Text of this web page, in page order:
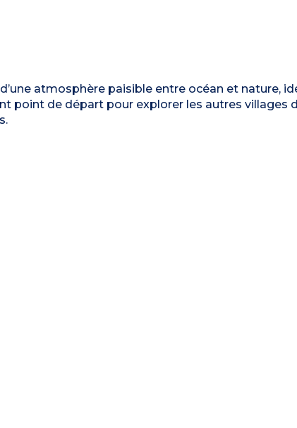
atmosphère paisible entre océan et nature,
point de départ pour explorer les autres villages